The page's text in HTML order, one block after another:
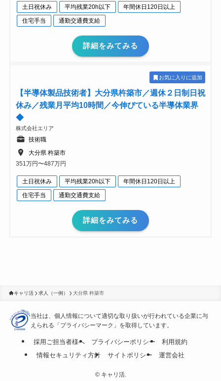
土日祝休み 平均残業20h以下
年間休日120日以上
住宅手当
通勤交通費支給
詳細をみてみる
お気に入りに追加
【半導体製品技術者】大分県杵築市／週休２日制日祝
休み／残業月平均10時間／今伸びている半導体業界
◆
株式会社エリア
技術職
大分県 杵築市
351万円〜487万円
土日祝休み 平均残業20h以下
年間休日120日以上
住宅手当
通勤交通費支給
詳細をみてみる
キャリ活 求人（一例） 大分県 杵築市
当社は、個人情報について適切な取り扱いが行われている企業に与
えられる「プライバシーマーク」を取得しています。
採用ご担当者様へ プライバシーポリシー
利用規約
情報セキュリティ方針
サイトポリシー 運営会社
©キャリ活.